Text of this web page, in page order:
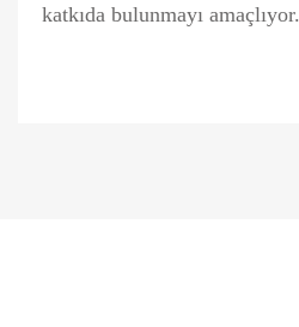
katkıda bulunmayı amaçlıyor.